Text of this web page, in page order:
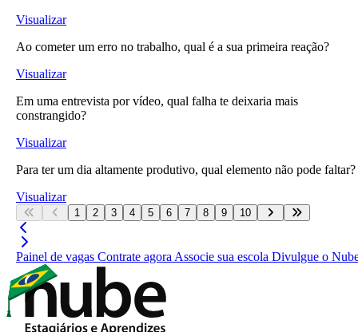
Visualizar
Ao cometer um erro no trabalho, qual é a sua primeira reação?
Visualizar
Em uma entrevista por vídeo, qual falha te deixaria mais
constrangido?
Visualizar
Para ter um dia altamente produtivo, qual elemento não pode faltar?
Visualizar
1 2 3 4 5 6 7 8 9 10
Painel de vagas Contrate agora Associe sua escola Divulgue o